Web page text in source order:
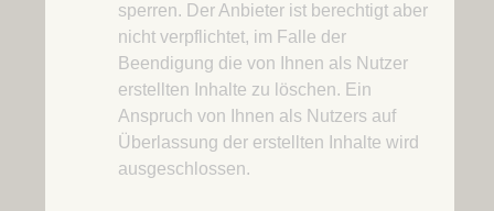
sperren. Der Anbieter ist berechtigt aber
nicht verpflichtet, im Falle der
Beendigung die von Ihnen als Nutzer
erstellten Inhalte zu löschen. Ein
Anspruch von Ihnen als Nutzers auf
Überlassung der erstellten Inhalte wird
ausgeschlossen.